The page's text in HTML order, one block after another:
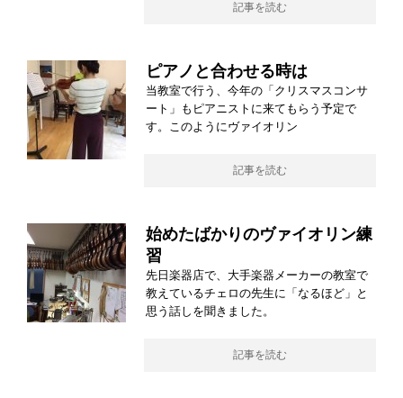
記事を読む
ピアノと合わせる時は
当教室で行う、今年の「クリスマスコンサ
ート」もピアニストに来てもらう予定で
す。このようにヴァイオリン
記事を読む
始めたばかりのヴァイオリン練
習
先日楽器店で、大手楽器メーカーの教室で
教えているチェロの先生に「なるほど」と
思う話しを聞きました。
記事を読む